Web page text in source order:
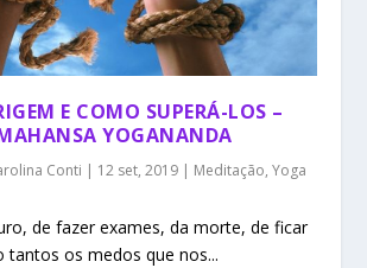
E COMO SUPERÁ-LOS –
YOGANANDA
Conti 12 set, 2019 Meditação,Yoga
de fazer exames, da morte, de ficar
tantos os medos que nos...